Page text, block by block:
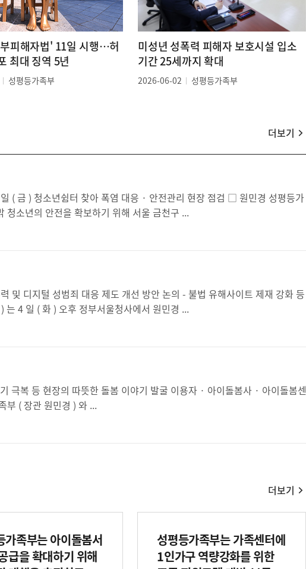
피해자법' 11일 시행…허
최대 징역 5년
성평등가족부
미성년 성폭력 피해자 보호시설 입소
기간 25세까지 확대
2026-06-02 성평등가족부
족부 장관은 7 일 ( 금 ) 연일 이어지는 폭염으로부터 가정 밖 청소년의 안전을 확보하기 위해 서울 금천구 ...
실효성 있는 대응방안 검토 □ 성평등가족부 ( 장관 원민경 ) 는 4 일 ( 화 ) 오후 정부서울청사에서 원민경 ...
터 종사자 등 총 30 편 선정 우수 수기집 발간 □ 성평등 가족부 ( 장관 원민경 ) 와 ...
보
더보기
가족부는 아이돌봄서
급을 확대하기 위해
성평등가족부는 가족센터에
1인가구 역량강화를 위한
사
이
렇
습
더보기